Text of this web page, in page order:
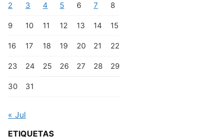
2 3 4 5 6 7 8
9 10 11 12 13 14 15
16 17 18 19 20 21 22
23 24 25 26 27 28 29
30 31
« Jul
ETIQUETAS